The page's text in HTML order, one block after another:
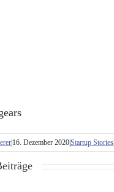
16. Dezember 2020Startup Stories